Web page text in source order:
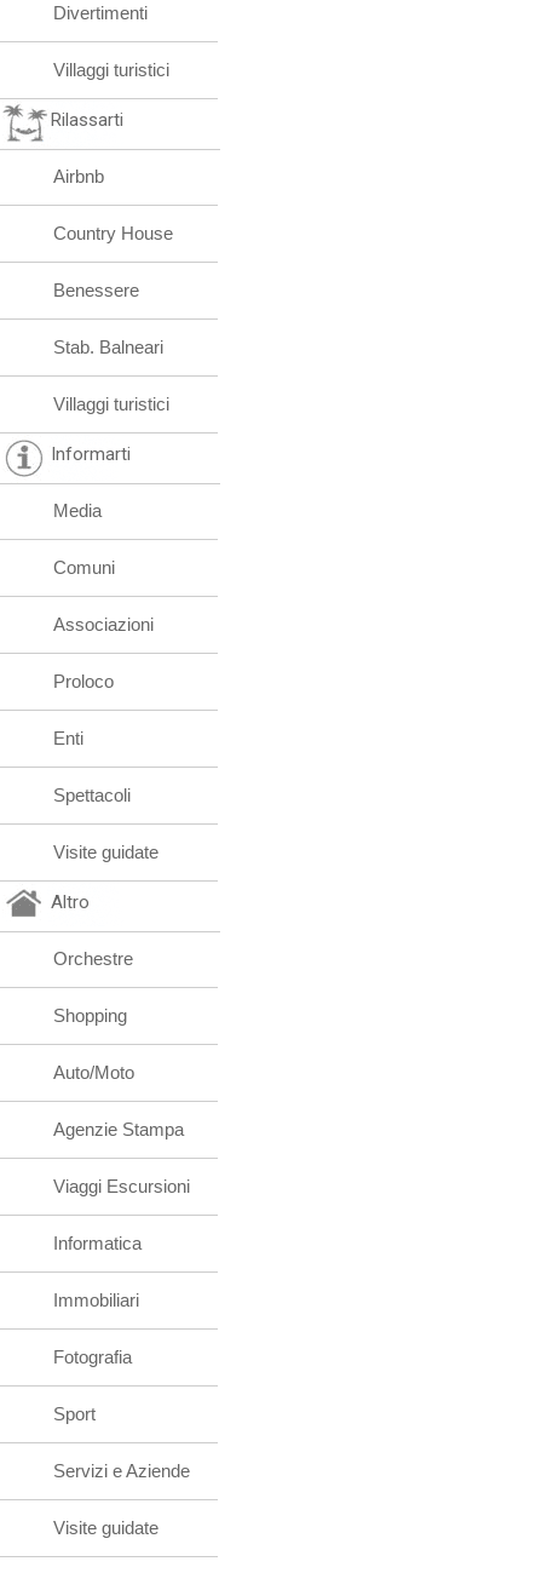
Divertimenti
Villaggi turistici
Rilassarti
Airbnb
Country House
Benessere
Stab. Balneari
Villaggi turistici
Informarti
Media
Comuni
Associazioni
Proloco
Enti
Spettacoli
Visite guidate
Altro
Orchestre
Shopping
Auto/Moto
Agenzie Stampa
Viaggi Escursioni
Informatica
Immobiliari
Fotografia
Sport
Servizi e Aziende
Visite guidate